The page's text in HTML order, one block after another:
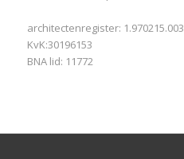
architectenregister: 1.970215.003
KvK:30196153
BNA lid: 11772